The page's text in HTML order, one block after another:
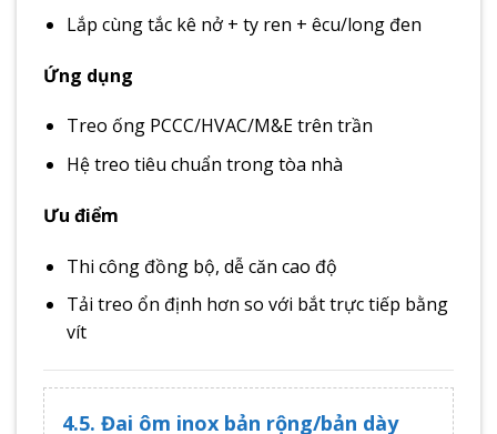
Lắp cùng tắc kê nở + ty ren + êcu/long đen
Ứng dụng
Treo ống PCCC/HVAC/M&E trên trần
Hệ treo tiêu chuẩn trong tòa nhà
Ưu điểm
Thi công đồng bộ, dễ căn cao độ
Tải treo ổn định hơn so với bắt trực tiếp bằng
vít
4.5. Đai ôm inox bản rộng/bản dày